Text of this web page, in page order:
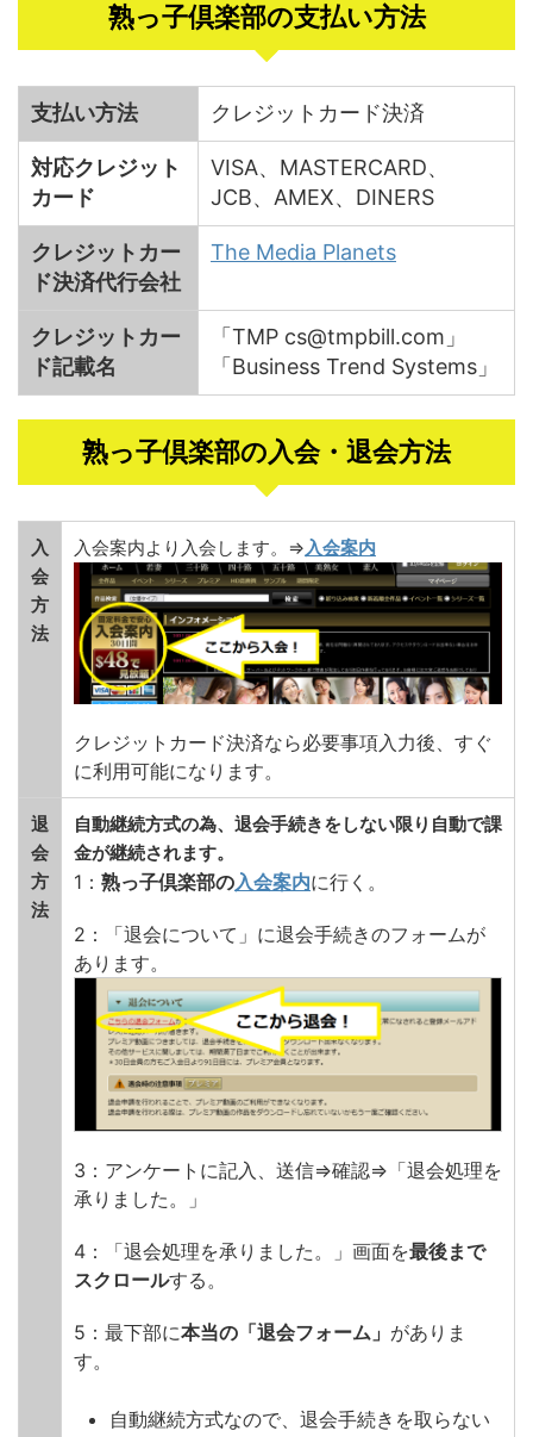
熟っ子倶楽部の支払い方法
支払い方法 クレジットカード決済
対応クレジット
カード
VISA、MASTERCARD、
JCB、AMEX、DINERS
クレジットカー
ド決済代行会社
The Media Planets
クレジットカー
ド記載名
「TMP cs@tmpbill.com」
「Business Trend Systems」
熟っ子倶楽部の入会・退会方法
入
会
方
法
入会案内より入会します。⇒入会案内
クレジットカード決済なら必要事項入力後、すぐ
に利用可能になります。
退
会
方
法
自動継続方式の為、退会手続きをしない限り自動で課
金が継続されます。
1： 熟っ子倶楽部の入会案内に行く。
2：「退会について」に退会手続きのフォームが
あります。
3：アンケートに記入、送信⇒確認⇒「退会処理を
承りました。」
4：「退会処理を承りました。」画面を最後まで
スクロールする。
5：最下部に本当の「退会フォーム」 がありま
す。
自動継続方式なので、退会手続きを取らない